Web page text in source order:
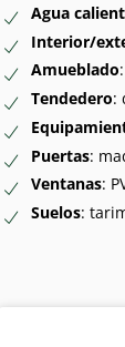
Agua
Interior/
Amueblado
Tendedero:
Puertas:
Ventanas:
Suelos: